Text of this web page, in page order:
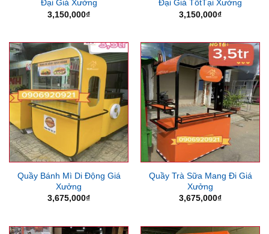
Đại Giá Xưởng
3,150,000₫
Đại Giá TốtTại Xưởng
3,150,000₫
Quầy Bánh Mì Di Động Giá
Xưởng
3,675,000₫
Quầy Trà Sữa Mang Đi Giá
Xưởng
3,675,000₫